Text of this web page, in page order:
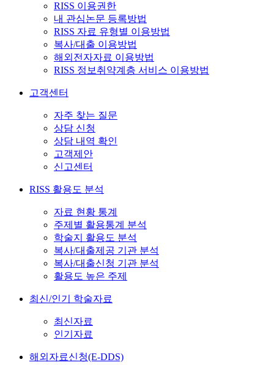
RISS 이용권한
내 관심논문 등록방법
RISS 자료 유형별 이용방법
복사/대출 이용방법
해외전자자료 이용방법
RISS 정보취약계층 서비스 이용방법
고객센터
자주 찾는 질문
상담 신청
상담 내역 확인
고객제안
신고센터
RISS 활용도 분석
자료 현황 통계
주제별 활용통계 분석
학술지 활용도 분석
복사/대출제공 기관 분석
복사/대출신청 기관 분석
활용도 높은 주제
최신/인기 학술자료
최신자료
인기자료
해외자료신청(E-DDS)